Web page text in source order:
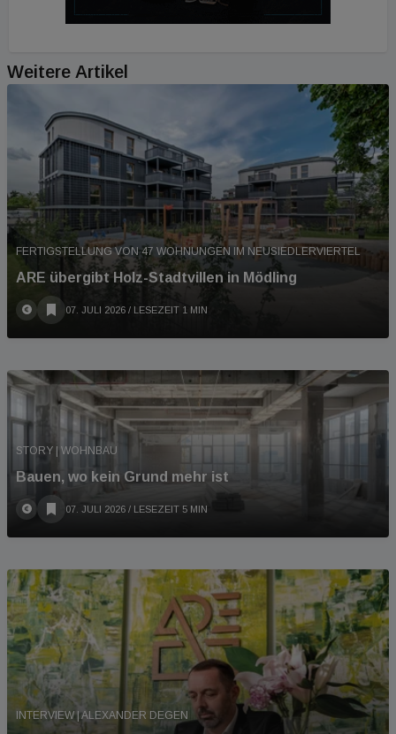
Weitere Artikel
FERTIGSTELLUNG VON 47 WOHNUNGEN IM NEUSIEDLERVIERTEL
ARE übergibt Holz-Stadtvillen in Mödling
07. JULI 2026 / LESEZEIT 1 MIN
STORY | WOHNBAU
Bauen, wo kein Grund mehr ist
07. JULI 2026 / LESEZEIT 5 MIN
INTERVIEW | ALEXANDER DEGEN